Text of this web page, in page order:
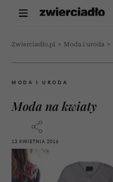
Zwierciadlo.pl > Moda i uroda >
MODA I URODA
Moda na kwiaty
13 KWIETNIA 2016